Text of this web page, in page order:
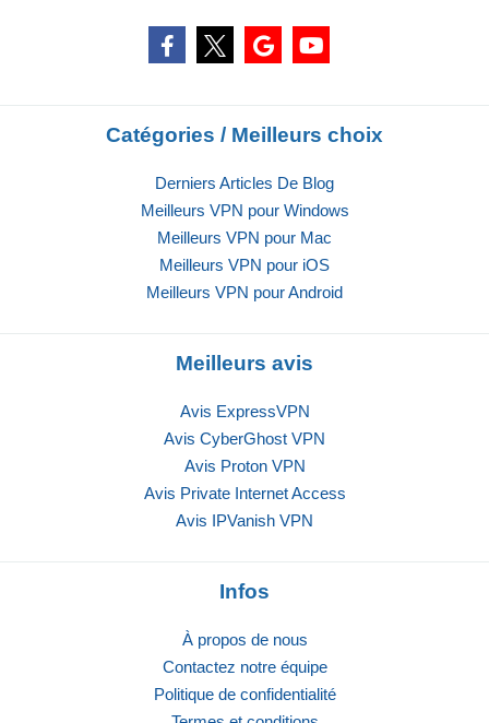
Catégories / Meilleurs choix
Derniers Articles De Blog
Meilleurs VPN pour Windows
Meilleurs VPN pour Mac
Meilleurs VPN pour iOS
Meilleurs VPN pour Android
Meilleurs avis
Avis ExpressVPN
Avis CyberGhost VPN
Avis Proton VPN
Avis Private Internet Access
Avis IPVanish VPN
Infos
À propos de nous
Contactez notre équipe
Politique de confidentialité